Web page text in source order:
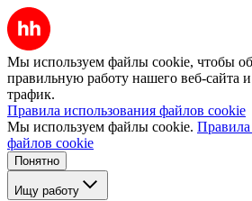
Мы используем файлы cookie, чтобы
правильную работу нашего веб-сайта и
трафик.
Правила использования файлов cookie
Мы используем файлы cookie. Правила
файлов cookie
Понятно
Ищу работу